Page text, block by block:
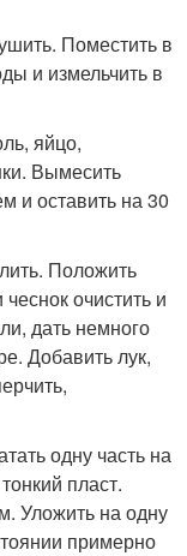
Поместить в
и измельчить в
яйцо,
Вымесить
и оставить на 30
Положить
очистить и
дать немного
Добавить лук,
одну часть на
пласт.
Уложить на одну
примерно